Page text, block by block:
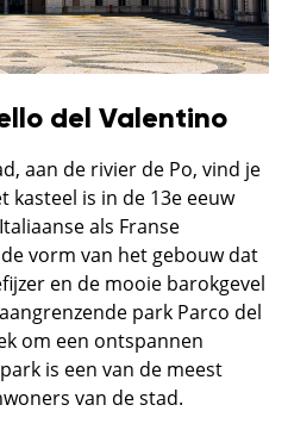
del Valentino
aan de rivier de Po, vind je
kasteel is in de 13e eeuw
als Franse
vorm van het gebouw dat
en de mooie barokgevel
park Parco del
om een ontspannen
is een van de meest
van de stad.